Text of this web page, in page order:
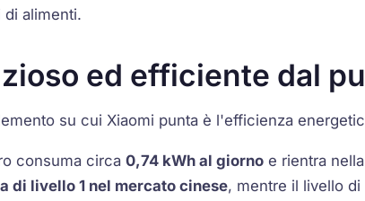
di alimenti.
ed efficiente dal
su cui Xiaomi punta è l'efficienza
consuma circa0,74 kWh al giorno e rientra
di livello 1 nel mercato cinese, mentre il livello